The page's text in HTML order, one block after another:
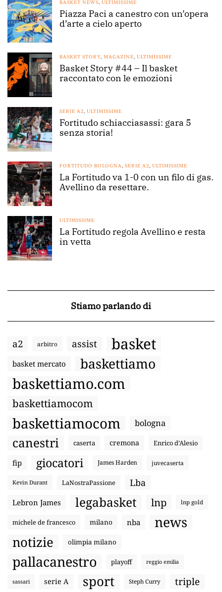
BASKET NEWS, ULTIMISSIME
Piazza Paci a canestro con un’opera
d’arte a cielo aperto
BASKET STORY, MAGAZINE, ULTIMISSIME
Basket Story #44 – Il basket
raccontato con le emozioni
SERIE A2, ULTIMISSIME
Fortitudo schiacciasassi: gara 5
senza storia!
FORTITUDO BOLOGNA, SERIE A2, ULTIMISSIME
La Fortitudo va 1-0 con un filo di gas.
Avellino da resettare.
ULTIMISSIME
La Fortitudo regola Avellino e resta
in vetta
Stiamo parlando di
a2 arbitro assist basket
basket mercato baskettiamo
baskettiamo.com
baskettiamocom
baskettiamocom bologna
canestri caserta cremona Enrico d’Alesio
fip giocatori James Harden juvecaserta
Kevin Durant LaNostraPassione Lba
Lebron James legabasket lnp lnp gold
michele de francesco milano nba news
notizie olimpia milano
pallacanestro playoff reggio emilia
sassari serie A sport Steph Curry triple